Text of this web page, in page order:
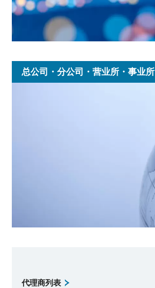
总公司・分公司・营业所・事业所
代理商列表